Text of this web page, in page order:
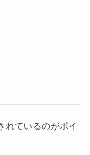
れているのがポイ